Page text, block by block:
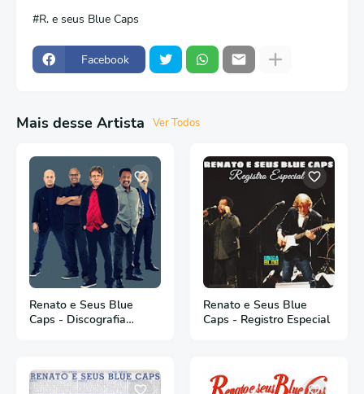
R. e seus Blue Caps
Facebook
Mais desse Artista Ver Todos
Renato e Seus Blue
Caps - Discografia
Renato e Seus Blue
Caps - Registro Especial